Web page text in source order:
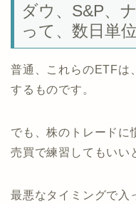
ダウ、S&P、
って、数日単
普通、これらのETFは
するものです。
でも、株のトレードに
売買で練習してもいい
最悪なタイミングで入